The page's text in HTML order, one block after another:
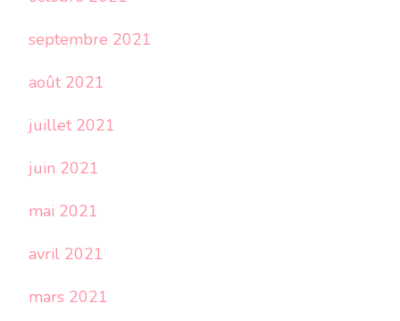
septembre 2021
août 2021
juillet 2021
juin 2021
mai 2021
avril 2021
mars 2021